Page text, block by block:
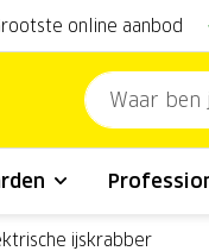
online aanbod
ijskrabber